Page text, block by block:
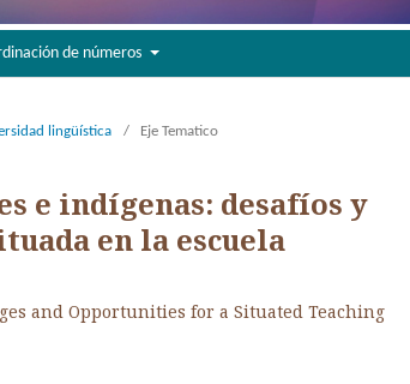
de números
lingüística / Eje Tematico
e indígenas: desafíos y
en la escuela
and Opportunities for a Situated Teaching